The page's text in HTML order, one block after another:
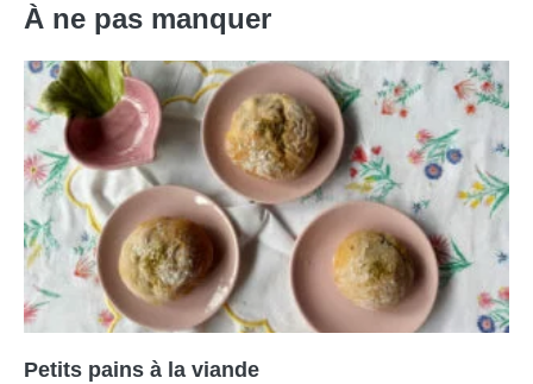
À ne pas manquer
Petits pains à la viande